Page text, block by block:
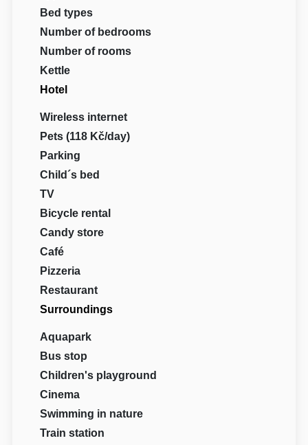
Bed types
Number of bedrooms
Number of rooms
Kettle
Hotel
Wireless internet
Pets (118 Kč/day)
Parking
Child´s bed
TV
Bicycle rental
Candy store
Café
Pizzeria
Restaurant
Surroundings
Aquapark
Bus stop
Children's playground
Cinema
Swimming in nature
Train station